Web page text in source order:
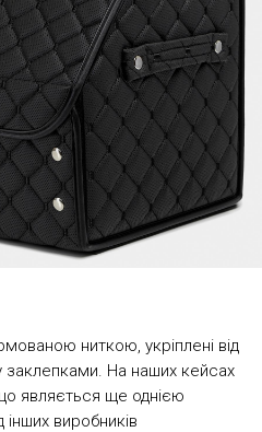
ниткою, укріплені від
заклепками. На наших кейсах
являється ще однією
інших виробників